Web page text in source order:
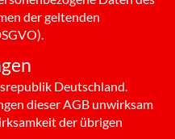
der geltenden
Deutschland.
dieser AGB unwirksam
der übrigen